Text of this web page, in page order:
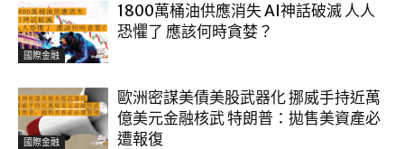
國際金融
1800萬桶油供應消失 AI神話破滅 人人
恐懼了 應該何時貪婪？
國際金融
歐洲密謀美債美股武器化 挪威手持近萬
億美元金融核武 特朗普：拋售美資產必
遭報復